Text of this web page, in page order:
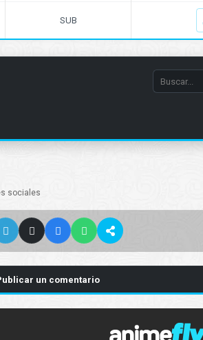
SUB
Search
episode
sociales
un comentario